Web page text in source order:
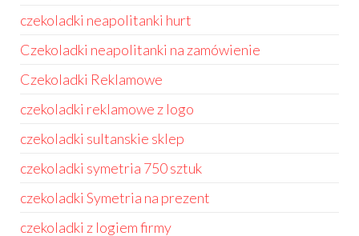
czekoladki neapolitanki hurt
Czekoladki neapolitanki na zamówienie
Czekoladki Reklamowe
czekoladki reklamowe z logo
czekoladki sultanskie sklep
czekoladki symetria 750 sztuk
czekoladki Symetria na prezent
czekoladki z logiem firmy